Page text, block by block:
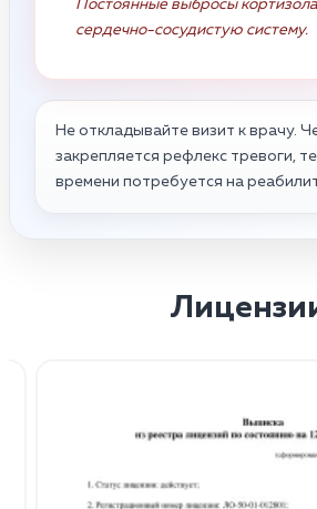
Постоянные выбросы
сердечно-сосудистую систему.
Не откладывайте визит к врачу.
закрепляется рефлекс тревоги,
времени потребуется на